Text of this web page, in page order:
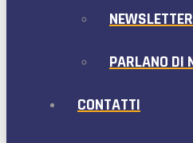
NEWSLETTER
PARLANO DI
CONTATTI